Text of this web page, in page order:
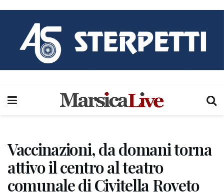
Vaccinazioni, da domani torna
attivo il centro al teatro
comunale di Civitella Roveto